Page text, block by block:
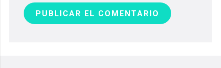
PUBLICAR EL COMENTARIO